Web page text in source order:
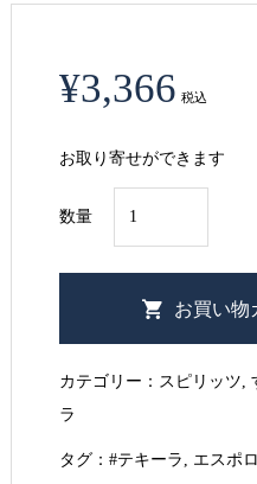
¥3,366 税込
お取り寄せができます
数量
ド
お買い物
カテゴリー： スピリッツ ,
ラ
タグ：#テキーラ エスポ